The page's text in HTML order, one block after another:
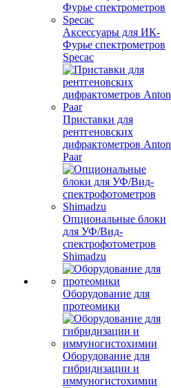
Аксессуары для ИК-
Фурье спектрометров
Specac
Приставки для
рентгеновских
дифрактометров Anton
Paar
Опциональные блоки
для УФ/Вид-
спектрофотометров
Shimadzu
Оборудование для
протеомики
Оборудование для
гибридизации и
иммуногистохимии